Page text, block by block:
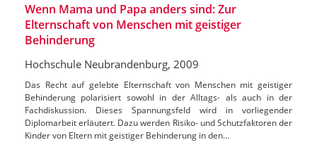
Wenn Mama und Papa anders sind: Zur
Elternschaft von Menschen mit geistiger
Behinderung
Hochschule Neubrandenburg, 2009
Das Recht auf gelebte Elternschaft von Menschen mit geistiger
Behinderung polarisiert sowohl in der Alltags- als auch in der
Fachdiskussion. Dieses Spannungsfeld wird in vorliegender
Diplomarbeit erläutert. Dazu werden Risiko- und Schutzfaktoren der
Kinder von Eltern mit geistiger Behinderung in den…